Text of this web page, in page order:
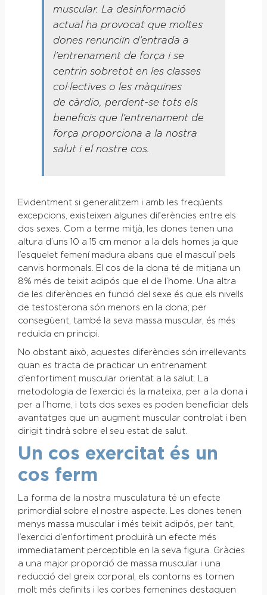
muscular. La desinformació
actual ha provocat que moltes
dones renunciïn d’entrada a
l’entrenament de força i se
centrin sobretot en les classes
col·lectives o les màquines
de càrdio, perdent-se tots els
beneficis que l’entrenament de
força proporciona a la nostra
salut i el nostre cos.
Evidentment si generalitzem i amb les freqüents
excepcions, existeixen algunes diferències entre els
dos sexes. Com a terme mitjà, les dones tenen una
altura d’uns 10 a 15 cm menor a la dels homes ja que
l’esquelet femení madura abans que el masculí pels
canvis hormonals. El cos de la dona té de mitjana un
8% més de teixit adipós que el de l’home. Una altra
de les diferències en funció del sexe és que els nivells
de testosterona són menors en la dona; per
consegüent, també la seva massa muscular, és més
reduïda en principi.
No obstant això, aquestes diferències són irrellevants
quan es tracta de practicar un entrenament
d’enfortiment muscular orientat a la salut. La
metodologia de l’exercici és la mateixa, per a la dona i
per a l’home, i tots dos sexes es poden beneficiar dels
avantatges que un augment muscular controlat i ben
dirigit tindrà sobre el seu estat de salut.
Un cos exercitat és un
cos ferm
La forma de la nostra musculatura té un efecte
primordial sobre el nostre aspecte. Les dones tenen
menys massa muscular i més teixit adipós, per tant,
l’exercici d’enfortiment produirà un efecte més
immediatament perceptible en la seva figura. Gràcies
a una major proporció de massa muscular i una
reducció del greix corporal, els contorns es tornen
molt més definits i les corbes femenines destaquen